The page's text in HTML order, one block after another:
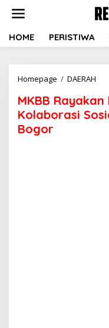
HOME PERISTIWA
Homepage / DAERAH
Ke-
MKBB
Kolaborasi
Bogor